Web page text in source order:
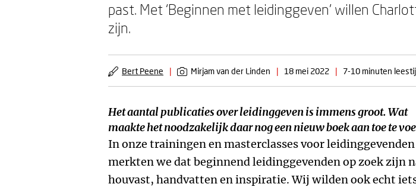
past. Met ‘Beginnen met leidinggeven’ willen
zijn.
Bert Peene | Mirjam van der Linden | 18 mei 2022 | 7-10 minuten
Het aantal publicaties over leidinggeven is immens groot. Wat
maakte het noodzakelijk daar nog een nieuw boek aan toe te
In onze trainingen en masterclasses voor leidinggevenden
merkten we dat beginnend leidinggevenden op zoek zijn
houvast, handvatten en inspiratie. Wij wilden ook echt